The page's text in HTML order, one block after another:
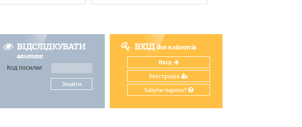
ВІДСЛІДКУВАТИ
вантаж
Код посилки:
Знайти
ВХІДдля клієнтів
Вхід
Реєстрація
Забули пароль?